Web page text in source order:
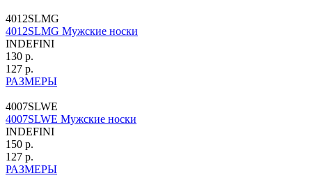
4012SLMG
4012SLMG Мужские носки
INDEFINI
130 р.
127 р.
РАЗМЕРЫ
4007SLWE
4007SLWE Мужские носки
INDEFINI
150 р.
127 р.
РАЗМЕРЫ